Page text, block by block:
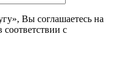
Вы соглашаетесь на
с